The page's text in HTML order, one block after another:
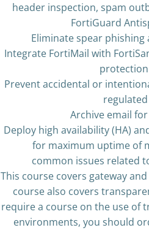
header inspection, spam
FortiGuard
Eliminate spear phishing
Integrate FortiMail with
protection
Prevent accidental or
Archive email
Deploy high availability (HA)
for maximum uptime of
common issues related
This course covers gateway
course also covers
require a course on the use of
environments, you should